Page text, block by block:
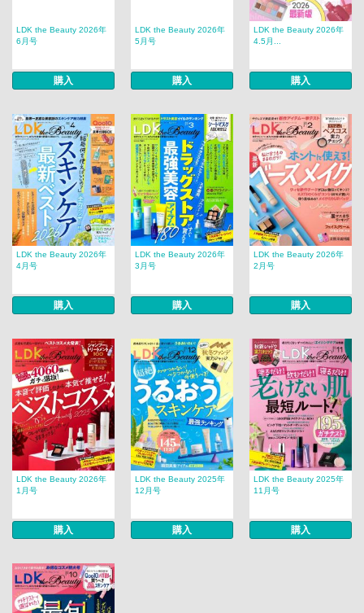
LDK the Beauty 2026年
6月号
購入
LDK the Beauty 2026年
5月号
購入
LDK the Beauty 2026年
4.5月...
購入
LDK the Beauty 2026年
4月号
購入
LDK the Beauty 2026年
3月号
購入
LDK the Beauty 2026年
2月号
購入
LDK the Beauty 2026年
1月号
購入
LDK the Beauty 2025年
12月号
購入
LDK the Beauty 2025年
11月号
購入